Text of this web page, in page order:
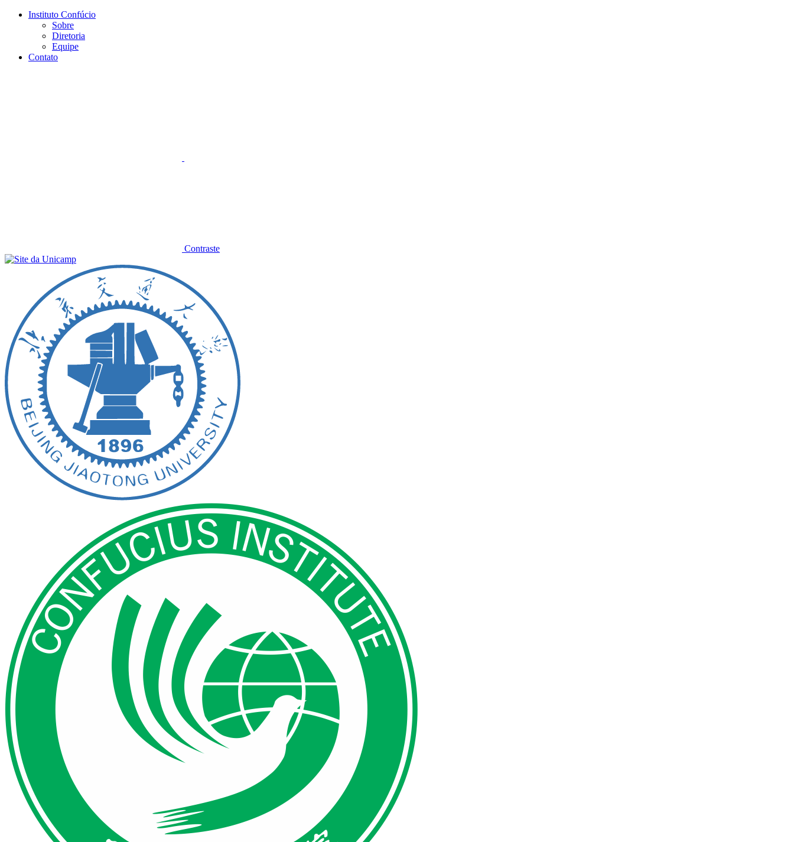
Conteúdo principal Menu principal
Instituto Confúcio
Sobre
Diretoria
Equipe
Contato
Contraste